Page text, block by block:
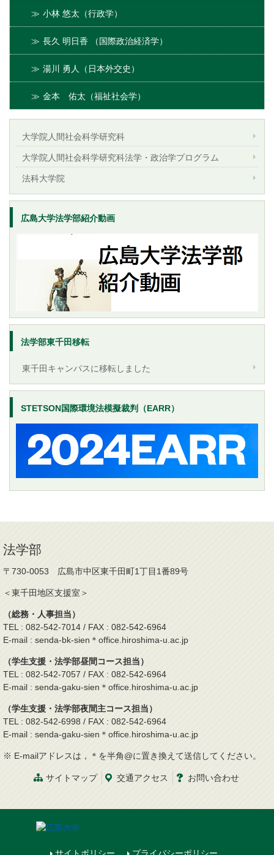
小林 悠太（行政学）
長久 明日香 （国際政治経済学）
湯川 勇人（日本外交史）
金本 佑太（福祉社会学）
大学院人間社会科学研究科
大学院人間社会科学研究科法学・政治学プログラム
法科大学院
広島大学法学部紹介動画
法学部東千田移転
東千田キャンパスに移転しました
STETSON国際環境法模擬裁判（EARR）
法学部
〒730-0053 広島市中区東千田町1丁目1番89号
＜東千田地区支援室＞
（総務・人事担当）
TEL : 082-542-7014 / FAX : 082-542-6964
E-mail : senda-bk-sien＊office.hiroshima-u.ac.jp
（学生支援・法学部昼間コース担当）
TEL : 082-542-7057 / FAX : 082-542-6964
E-mail : senda-gaku-sien＊office.hiroshima-u.ac.jp
（学生支援・法学部夜間主コース担当）
TEL : 082-542-6998 / FAX : 082-542-6964
E-mail : senda-gaku-sien＊office.hiroshima-u.ac.jp
※ E-mailアドレスは，＊を半角@に置き換えて送信してください。
サイトマップ 交通アクセス お問い合わせ